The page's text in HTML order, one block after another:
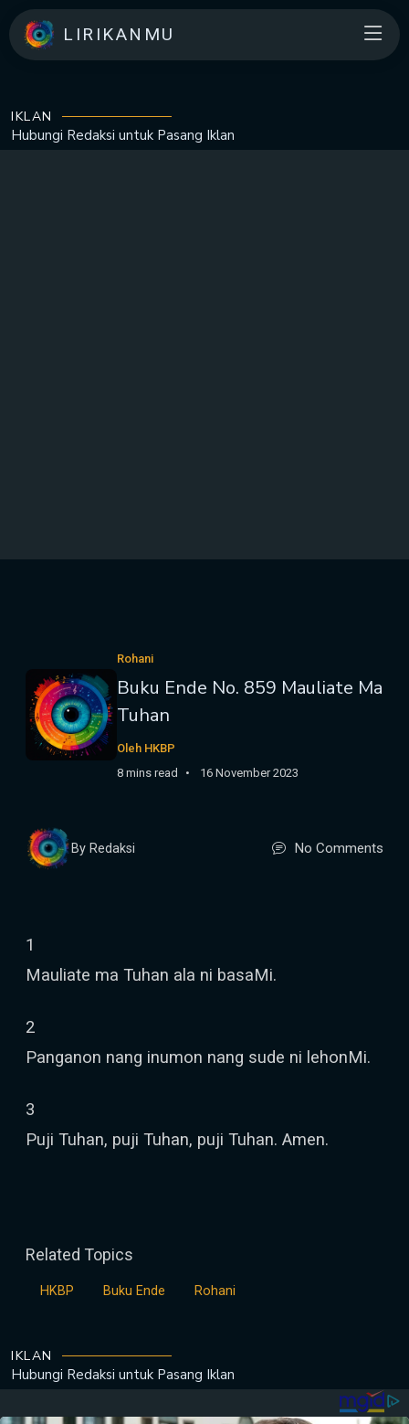
LIRIKANMU
IKLAN
Hubungi Redaksi untuk Pasang Iklan
Rohani
Buku Ende No. 859 Mauliate Ma
Tuhan
Oleh HKBP
8 mins read
16 November 2023
By Redaksi No Comments
1
Mauliate ma Tuhan ala ni basaMi.
2
Panganon nang inumon nang sude ni lehonMi.
3
Puji Tuhan, puji Tuhan, puji Tuhan. Amen.
Related Topics
HKBP Buku Ende Rohani
IKLAN
Hubungi Redaksi untuk Pasang Iklan